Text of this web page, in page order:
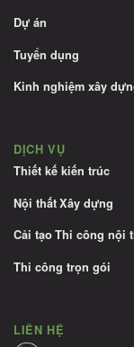
Dự án
Tuyển dụng
Kinh nghiệm xây
DỊCH VỤ
Thiết kế kiến trúc
Nội thấtXây dựng
Cải tạoThi công nội
Thi công trọn gói
LIÊN HỆ